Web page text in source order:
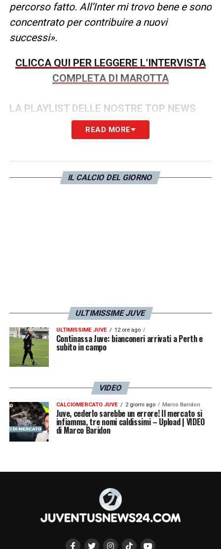
percorso fatto. All’Inter mi trovo bene e sono
concentrato per contribuire a nuovi
successi».
CLICCA QUI PER LEGGERE L’INTERVISTA
COMPLETA DI MAROTTA
LA PLAYLIST DELLE NOSTRE TOP NEWS
READ MORE
IL CALCIO DEL GIORNO
ULTIMISSIME JUVE
ULTIMISSIME JUVE 12 ore ago
Continassa Juve: bianconeri arrivati a Perth e
subito in campo
VIDEO
CALCIOMERCATO JUVE 2 giorni ago Marco Baridon
Juve, cederlo sarebbe un errore! Il mercato si
infiamma, tre nomi caldissimi – Upload | VIDEO
di Marco Baridon